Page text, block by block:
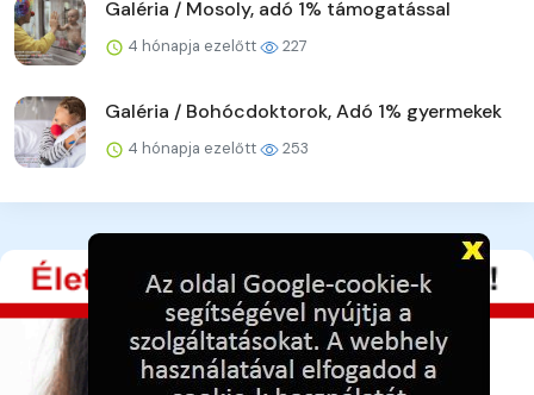
Galéria / Mosoly, adó 1% támogatással
4 hónapja ezelőtt 227
Galéria / Bohócdoktorok, Adó 1% gyermekek
4 hónapja ezelőtt 253